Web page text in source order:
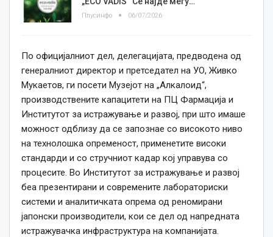
Плусинфо 06/07/2026
По официјалниот дел, делегацијата, предводена од
генералниот директор и претседател на УО, Живко
Мукаетов, ги посети Музејот на „Алкалоид“,
производствените капацитети на ПЦ Фармација и
Институтот за истражување и развој, при што имаше
можност одблизу да се запознае со високото ниво
на технолошка опременост, применетите високи
стандарди и со стручниот кадар кој управува со
процесите. Во Институтот за истражување и развој
беа презентирани и современите лабораториски
системи и аналитичката опрема од реномирани
јапонски производители, кои се дел од напредната
истражувачка инфраструктура на компанијата.